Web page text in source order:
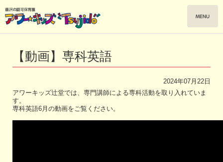
【動画】専科英語
2024年07月22日
アワーキッズ辻堂では、専門講師による専科活動を取り入れていま
す。
専科英語6月の動画をご覧ください。